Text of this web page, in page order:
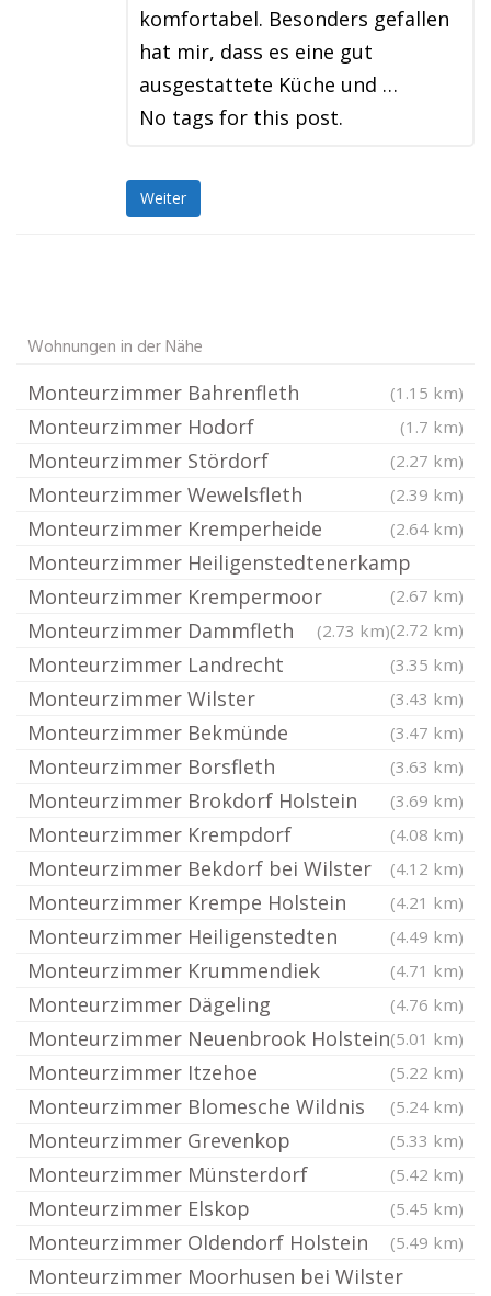
komfortabel. Besonders gefallen
hat mir, dass es eine gut
ausgestattete Küche und …
No tags for this post.
Weiter
Wohnungen in der Nähe
Monteurzimmer Bahrenfleth (1.15 km)
Monteurzimmer Hodorf (1.7 km)
Monteurzimmer Stördorf (2.27 km)
Monteurzimmer Wewelsfleth (2.39 km)
Monteurzimmer Kremperheide (2.64 km)
Monteurzimmer Heiligenstedtenerkamp
(2.67 km)
Monteurzimmer Krempermoor
(2.72 km)
Monteurzimmer Dammfleth (2.73 km)
Monteurzimmer Landrecht (3.35 km)
Monteurzimmer Wilster (3.43 km)
Monteurzimmer Bekmünde (3.47 km)
Monteurzimmer Borsfleth (3.63 km)
Monteurzimmer Brokdorf Holstein (3.69 km)
Monteurzimmer Krempdorf (4.08 km)
Monteurzimmer Bekdorf bei Wilster (4.12 km)
Monteurzimmer Krempe Holstein (4.21 km)
Monteurzimmer Heiligenstedten (4.49 km)
Monteurzimmer Krummendiek (4.71 km)
Monteurzimmer Dägeling (4.76 km)
Monteurzimmer Neuenbrook Holstein(5.01 km)
Monteurzimmer Itzehoe (5.22 km)
Monteurzimmer Blomesche Wildnis (5.24 km)
Monteurzimmer Grevenkop (5.33 km)
Monteurzimmer Münsterdorf (5.42 km)
Monteurzimmer Elskop (5.45 km)
Monteurzimmer Oldendorf Holstein (5.49 km)
Monteurzimmer Moorhusen bei Wilster